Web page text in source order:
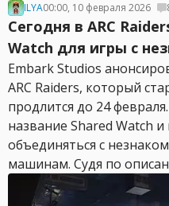
ILYA00:00, 10 февраля 2026
Сегодня в ARC
Watch для игры с
Embark Studios
ARC Raiders, который
продлится до 24
название Shared Watch
объединяться с
машинам. Судя по